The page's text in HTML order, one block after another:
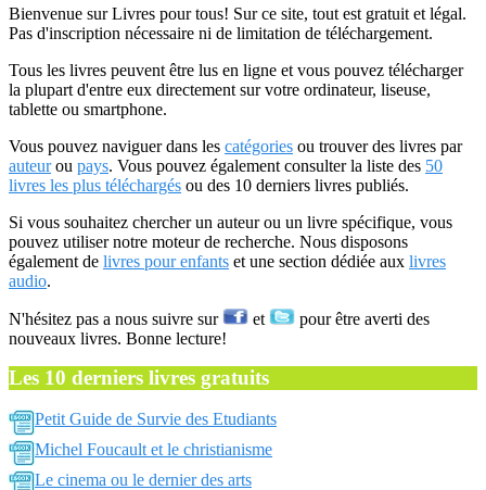
Bienvenue sur Livres pour tous! Sur ce site, tout est gratuit et légal.
Pas d'inscription nécessaire ni de limitation de téléchargement.
Tous les livres peuvent être lus en ligne et vous pouvez télécharger
la plupart d'entre eux directement sur votre ordinateur, liseuse,
tablette ou smartphone.
Vous pouvez naviguer dans les catégories ou trouver des livres par
auteurou pays. Vous pouvez également consulter la liste des 50
livres les plus téléchargés ou des 10 derniers livres publiés.
Si vous souhaitez chercher un auteur ou un livre spécifique, vous
pouvez utiliser notre moteur de recherche. Nous disposons
également de livres pour enfants et une section dédiée aux livres
audio.
N'hésitez pas a nous suivre sur et
pour être averti des
nouveaux livres. Bonne lecture!
Les 10 derniers livres gratuits
Petit Guide de Survie des Etudiants
Michel Foucault et le christianisme
Le cinema ou le dernier des arts